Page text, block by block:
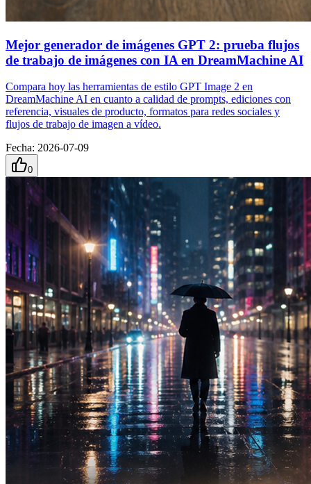
Mejor generador de imágenes GPT 2: prueba flujos
de trabajo de imágenes con IA en DreamMachine AI
Compara hoy las herramientas de estilo GPT Image 2 en
DreamMachine AI en cuanto a calidad de prompts, ediciones con
referencia, visuales de producto, formatos para redes sociales y
flujos de trabajo de imagen a vídeo.
Fecha: 2026-07-09
0